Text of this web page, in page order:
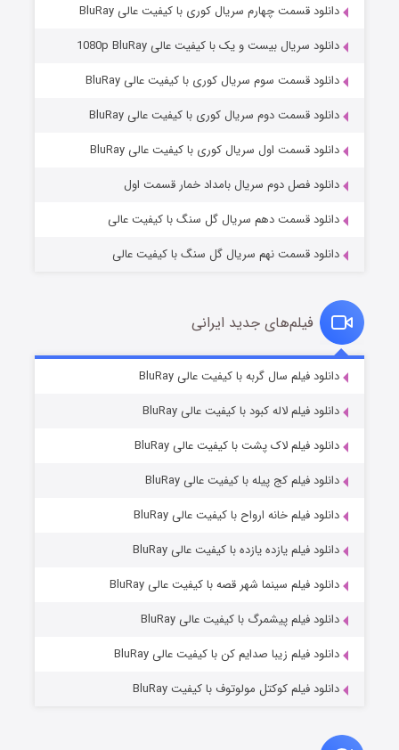
وستی ها
قسمت۱ (زیرنویس) منتشر شد
قسمت۶ (زیرنویس) منتشر شد
دانلود قسمت چهارم سریال کوری با کیفیت عالی BluRay
دانلود سریال بیست و یک با کیفیت عالی 1080p BluRay
دانلود قسمت سوم سریال کوری با کیفیت عالی BluRay
دانلود قسمت دوم سریال کوری با کیفیت عالی BluRay
دانلود قسمت اول سریال کوری با کیفیت عالی BluRay
دانلود فصل دوم سریال بامداد خمار قسمت اول
دانلود قسمت دهم سریال گل سنگ با کیفیت عالی
دانلود قسمت نهم سریال گل سنگ با کیفیت عالی
فیلم‌های جدید ایرانی
دانلود فیلم سال گربه با کیفیت عالی BluRay
دانلود فیلم لاله کبود با کیفیت عالی BluRay
دانلود فیلم لاک پشت با کیفیت عالی BluRay
دانلود فیلم کج‌ پیله با کیفیت عالی BluRay
دانلود فیلم خانه ارواح با کیفیت عالی BluRay
دانلود فیلم یازده یازده با کیفیت عالی BluRay
دانلود فیلم سینما شهر قصه با کیفیت عالی BluRay
دانلود فیلم پیشمرگ با کیفیت عالی BluRay
دانلود فیلم زیبا صدایم کن با کیفیت عالی BluRay
دانلود فیلم کوکتل مولوتوف با کیفیت BluRay